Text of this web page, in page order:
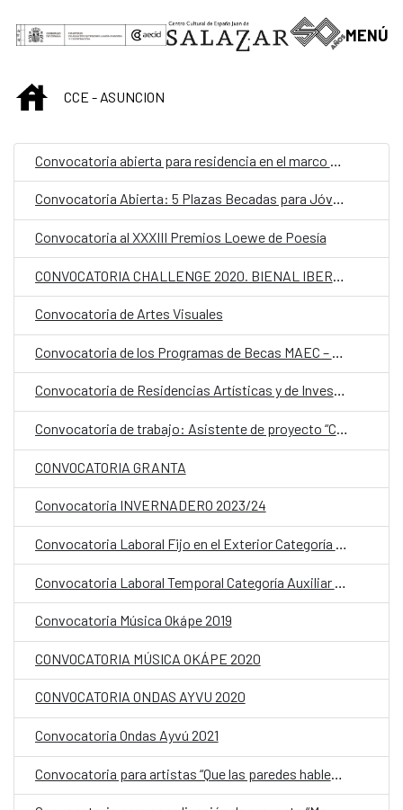
Saut au contenu principal
MENÚ
INICIOCCE - ASUNCION
Convocatoria Abierta: 5 Plazas Becadas para Jóvenes Gestores de Festivales en Latinoamérica y África para participar al Atelier Donostia / San Sebastián 2025
Convocatoria al XXXIII Premios Loewe de Poesía
Convocatoria de Artes Visuales
Convocatoria de los Programas de Becas MAEC – AECID 2021/2020
Convocatoria de Residencias Artísticas y de Investigación
Convocatoria de trabajo: Asistente de proyecto “Cartografías Líquidas”
CONVOCATORIA GRANTA
Convocatoria INVERNADERO 2023/24
Convocatoria Laboral Fijo en el Exterior Categoría Auxiliar Administrativo OCE
Convocatoria Música Okápe 2019
CONVOCATORIA MÚSICA OKÁPE 2020
CONVOCATORIA ONDAS AYVU 2020
Convocatoria Ondas Ayvú 2021
Convocatoria para artistas “Que las paredes hablen, un mural para mi barrio”